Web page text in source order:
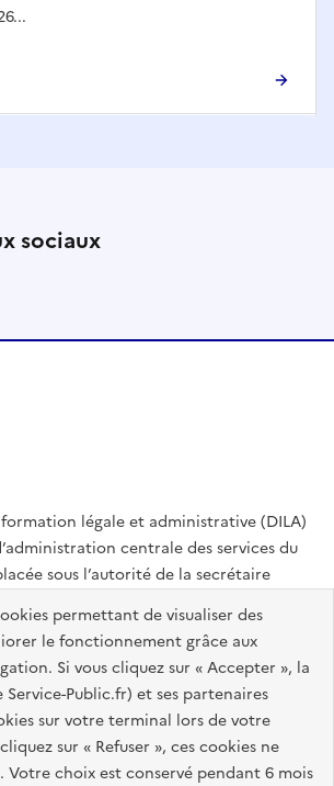
permettant de visualiser des
le fonctionnement grâce aux
Si vous cliquez sur « Accepter », la
Public.fr) et ses partenaires
sur votre terminal lors de votre
sur « Refuser », ces cookies ne
Votre choix est conservé pendant 6 mois
sociaux
légale et administrative (DILA)
centrale des services du
sous l’autorité de la secrétaire
nationale.fr
sénat.fr
publiques
du site : partiellement conforme